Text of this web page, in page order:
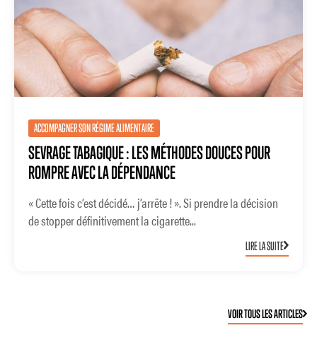
ACCOMPAGNER SON RÉGIME ALIMENTAIRE
SEVRAGE TABAGIQUE : LES MÉTHODES DOUCES POUR
ROMPRE AVEC LA DÉPENDANCE
« Cette fois c’est décidé… j’arrête ! ». Si prendre la décision
de stopper définitivement la cigarette...
LIRE LA SUITE
VOIR TOUS LES ARTICLES